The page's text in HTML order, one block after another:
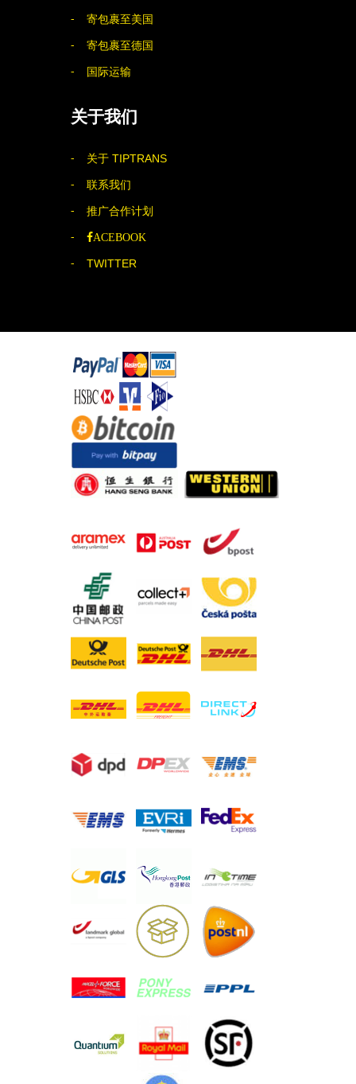
寄包裹至美国
寄包裹至德国
国际运输
关于我们
关于 TIPTRANS
联系我们
推广合作计划
ACEBOOK
TWITTER